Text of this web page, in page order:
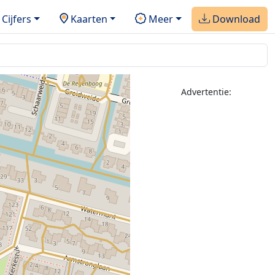
Cijfers Kaarten Meer Download
Advertentie: